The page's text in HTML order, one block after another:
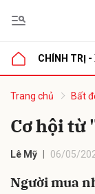
CHÍNH TRỊ -
Trang chủ Bất
Cơ hội từ
Lê Mỹ 06/05/
Người mua
luận